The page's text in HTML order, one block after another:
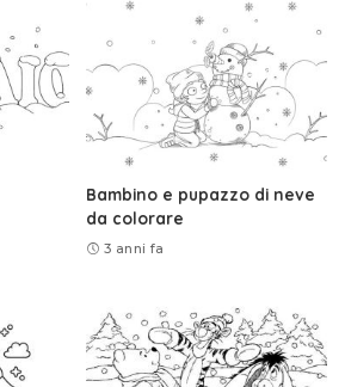
Bambino e pupazzo di neve
da colorare
3 anni fa